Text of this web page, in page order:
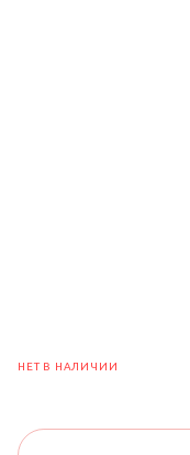
НЕТ В НАЛИЧИИ